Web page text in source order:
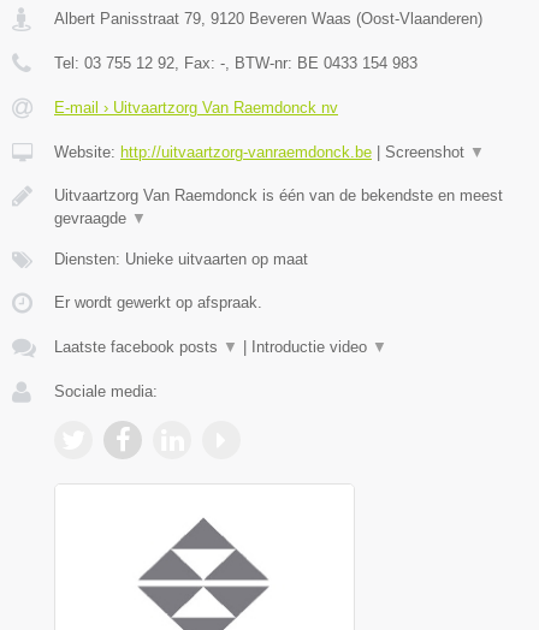
Albert Panisstraat 79 9120 Beveren Waas (Oost-Vlaanderen)
Tel: 03 755 12 92 , Fax: - , BTW-nr: BE 0433 154 983
E-mail › Uitvaartzorg Van Raemdonck nv
Website: http://uitvaartzorg-vanraemdonck.be | Screenshot ▼
Uitvaartzorg Van Raemdonck is één van de bekendste en meest
gevraagde ▼
Diensten: Unieke uitvaarten op maat
Er wordt gewerkt op afspraak.
Laatste facebook posts ▼ | Introductie video ▼
Sociale media: